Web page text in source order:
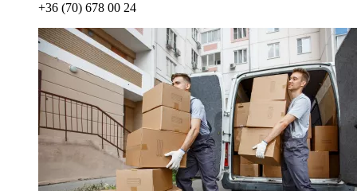
+36 (70) 678 00 24